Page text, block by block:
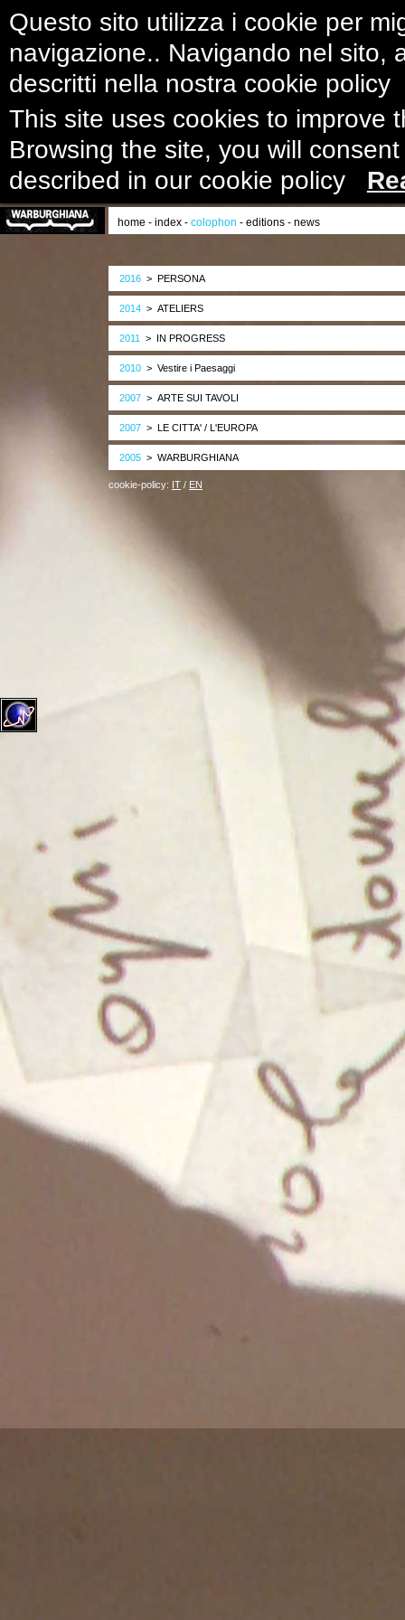
Questo sito utilizza i cookie per
navigazione.. Navigando nel sito,
descritti nella nostra cookie
This site uses cookies to improve
Browsing the site, you will
described in our cookie policy
home - index - colophon - editions - news
2016 > PERSONA
2014 > ATELIERS
2011 > IN PROGRESS
2010 > Vestire i Paesaggi
2007 > ARTE SUI TAVOLI
2007 > LE CITTA' / L'EUROPA
2005 > WARBURGHIANA
cookie-policy: IT / EN